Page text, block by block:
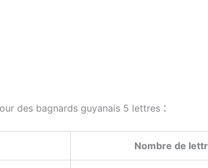
des bagnards guyanais 5 lettres :
Nombre de